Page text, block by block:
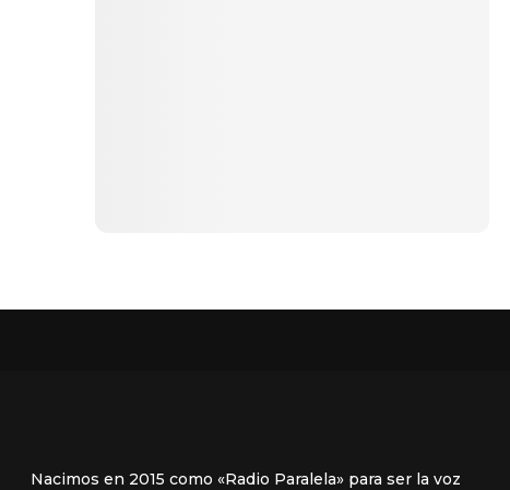
Nacimos en 2015 como «Radio Paralela» para ser la voz